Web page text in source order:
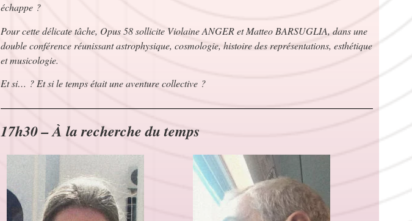
échappe ?
Pour cette délicate tâche, Opus 58 sollicite Violaine ANGER et Matteo BARSUGLIA, dans une
double conférence réunissant astrophysique, cosmologie, histoire des représentations, esthétique
et musicologie.
Et si… ? Et si le temps était une aventure collective ?
17h30 – À la recherche du temps